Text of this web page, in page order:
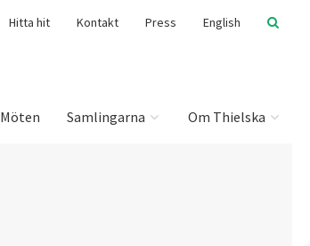
Hitta hit Kontakt Press English
Möten Samlingarna Om Thielska